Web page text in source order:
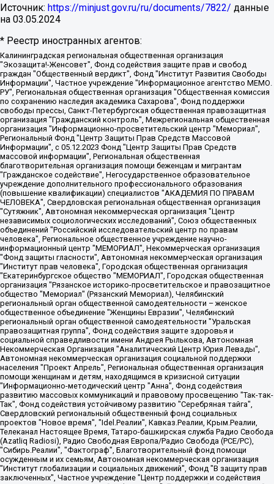
Источник: https://minjust.gov.ru/ru/documents/7822/ данные
на 03.05.2024
* Реестр иностранных агентов:
Калининградская региональная общественная организация "Экозащита!-Женсовет", Фонд содействия защите прав и свобод граждан "Общественный вердикт", Фонд "Институт Развития Свободы Информации", Частное учреждение "Информационное агентство МЕМО. РУ", Региональная общественная организация "Общественная комиссия по сохранению наследия академика Сахарова", Фонд поддержки свободы прессы, Санкт-Петербургская общественная правозащитная организация "Гражданский контроль", Межрегиональная общественная организация "Информационно-просветительский центр "Мемориал", Региональный Фонд "Центр Защиты Прав Средств Массовой Информации", с 05.12.2023 Фонд "Центр Защиты Прав Средств массовой информации", Региональная общественная благотворительная организация помощи беженцам и мигрантам "Гражданское содействие", Негосударственное образовательное учреждение дополнительного профессионального образования (повышение квалификации) специалистов "АКАДЕМИЯ ПО ПРАВАМ ЧЕЛОВЕКА", Свердловская региональная общественная организация "Сутяжник", Автономная некоммерческая организация "Центр независимых социологических исследований", Союз общественных объединений "Российский исследовательский центр по правам человека", Региональное общественное учреждение научно-информационный центр "МЕМОРИАЛ", Некоммерческая организация "Фонд защиты гласности", Автономная некоммерческая организация "Институт прав человека", Городская общественная организация "Екатеринбургское общество "МЕМОРИАЛ", Городская общественная организация "Рязанское историко-просветительское и правозащитное общество "Мемориал" (Рязанский Мемориал), Челябинский региональный орган общественной самодеятельности – женское общественное объединение "Женщины Евразии", Челябинский региональный орган общественной самодеятельности "Уральская правозащитная группа", Фонд содействия защите здоровья и социальной справедливости имени Андрея Рылькова, Автономная Некоммерческая Организация "Аналитический Центр Юрия Левады", Автономная некоммерческая организация социальной поддержки населения "Проект Апрель", Региональная общественная организация помощи женщинам и детям, находящимся в кризисной ситуации "Информационно-методический центр "Анна", Фонд содействия развитию массовых коммуникаций и правовому просвещению "Так-так-Так", Фонд содействия устойчивому развитию "Серебряная тайга", Свердловский региональный общественный фонд социальных проектов "Новое время", "Idel.Реалии", Кавказ.Реалии, Крым.Реалии, Телеканал Настоящее Время, Татаро-башкирская служба Радио Свобода (Azatliq Radiosi), Радио Свободная Европа/Радио Свобода (PCE/PC), "Сибирь.Реалии", "Фактограф", Благотворительный фонд помощи осужденным и их семьям, Автономная некоммерческая организация "Институт глобализации и социальных движений", Фонд "В защиту прав заключенных", Частное учреждение "Центр поддержки и содействия развитию средств массовой информации", Пензенский региональный общественный благотворительный фонд "Гражданский союз", "Север.Реалии", Некоммерческая организация Фонд "Правовая инициатива", Общество с ограниченной ответственностью "Радио Свободная Европа/Радио Свобода", Чешское информационное агентство "MEDIUM-ORIENT", Красноярская региональная общественная организация "Мы против СПИДа", Камалягин Денис Николаевич, Маркелов Сергей Евгеньевич, Пономарев Лев Александрович, Савицкая Людмила Алексеевна, Автономная некоммерческая организация "Центр по работе с проблемой насилия "НАСИЛИЮ.НЕТ", Межрегиональный профессиональный союз работников здравоохранения "Альянс врачей", Юридическое лицо, зарегистрированное в Латвийской Республике, SIA "Medusa Project" (регистрационный номер 40103797863, дата регистрации 10.06.2014), Некоммерческая организация "Фонд по борьбе с коррупцией", Автономная некоммерческая организация "Институт права и публичной политики", Баданин Роман Сергеевич, Гликин Максим Александрович, Железнова Мария Михайловна, Лукьянова Юлия Сергеевна, Маетная Елизавета Витальевна, Маняхин Петр Борисович, Чуракова Ольга Владимировна, Ярош Юлия Петровна, Юридическое лицо "The Insider SIA", зарегистрированное в Риге, Латвийская Республика (дата регистрации 26.06.2015), являющееся администратором доменного имени интернет-издания "The Insider SIA", https://theins.ru, Постернак Алексей Евгеньевич, Рубин Михаил Аркадьевич, Анин Роман Александрович, Юридическое лицо Istories fonds, зарегистрированное в Латвийской Республике (регистрационный номер 50008295751, дата регистрации 24.02.2020), Великовский Дмитрий Александрович, Долинина Ирина Николаевна, Мароховская Алеся Алексеевна, Шлейнов Роман Юрьевич, Шмагун Олеся Валентиновна, Общество с ограниченной ответственностью "Альтаир 2021", Общество с ограниченной ответственностью "Вега 2021", Общество с ограниченной ответственностью "Главный редактор 2021", Общество с ограниченной ответственностью "Ромашки монолит", Важенков Артем Валерьевич, Ивановская областная общественная организация "Центр гендерных исследований", Гурман Юрий Альбертович, Медиапроект "ОВД-Инфо", Егоров Владимир Владимирович, Жилинский Владимир Александрович, Общество с ограниченной ответственностью "ЗП", Иванова София Юрьевна, Карезина Инна Павловна, Кильтау Екатерина Викторовна, Петров Алексей Викторович, Пискунов Сергей Евгеньевич, Смирнов Сергей Сергеевич, Тихонов Михаил Сергеевич, Общество с ограниченной ответственностью "ЖУРНАЛИСТ-ИНОСТРАННЫЙ АГЕНТ", Арапова Галина Юрьевна, Вольтская Татьяна Анатольевна, Американская компания "Mason G.E.S. Anonymous Foundation" (США), являющаяся владельцем интернет-издания https://mnews.world/, Компания "Stichting Bellingcat", зарегистрированная в Нидерландах (дата регистрации 11.07.2018), Захаров Андрей Вячеславович, Клепиковская Екатерина Дмитриевна, Общество с ограниченной ответственностью "МЕМО", Перл Роман Александрович, Симонов Евгений Алексеевич, Соловьева Елена Анатольевна, Сотников Даниил Владимирович, Сурначева Елизавета Дмитриевна, Автономная некоммерческая организация по защите прав человека и информированию населения "Якутия – Наше Мнение", Общество с ограниченной ответственностью "Москоу диджитал медиа", с 26.01.2023 Общество с ограниченной ответственностью "Чайка Белые сады", Ветошкина Валерия Валерьевна, Заговора Максим Александрович, Межрегиональное общественное движение "Российская ЛГБТ - сеть", Оленичев Максим Владимирович, Павлов Иван Юрьевич, Скворцова Елена Сергеевна, Общество с ограниченной ответственностью "Как бы инагент", Кочетков Игорь Викторович, Общество с ограниченной ответственностью "Честные выборы", Еланчик Олег Александрович, Общество с ограниченной ответственностью "Нобелевский призыв", Гималова Регина Эмилевна, Григорьев Андрей Валерьевич, Григорьева Алина Александровна, Ассоциация по содействию защите прав призывников, альтернативнослужащих и военнослужащих "Правозащитная группа "Гражданин.Армия.Право", Хисамова Регина Фаритовна, Автономная некоммерческая организация по реализации социально-правовых программ "Лилит", Дальневосточное общественное движение "Маяк", Санкт-Петербургская ЛГБТ-инициативная группа "Выход", Инициативная группа ЛГБТ+ "Реверс", Алексеев Андрей Викторович, Бекбулатова Таисия Львовна, Беляев Иван Михайлович, Владыкина Елена Сергеевна, Гельман Марат Александрович, Никульшина Вероника Юрьевна, Толоконникова Надежда Андреевна, Шендерович Виктор Анатольевич, Общество с ограниченной ответственностью "Данное сообщение", Общество с ограниченной ответственностью Издательский дом "Новая глава", Айнбиндер Александра Александровна, Московский комьюнити-центр для ЛГБТ+инициатив, Благотворительный фонд развития филантропии, Deutsche Welle (Германия, Kurt-Schumacher-Strasse 3, 53113 Bonn), Борзунова Мария Михайловна, Воробьев Виктор Викторович, Голубева Анна Львовна, Константинова Алла Михайловна, Малкова Ирина Владимировна, Мурадов Мурад Абдулгалимович, Осетинская Елизавета Николаевна, Понасенков Евгений Николаевич, Ганапольский Матвей Юрьевич, Киселев Евгений Алексеевич, Борухович Ирина Григорьевна, Дремин Иван Тимофеевич, Дубровский Дмитрий Викторович, Красноярская региональная общественная организация поддержки и развития альтернативных образовательных технологий и межкультурных коммуникаций "ИНТЕРРА", Маяковская Екатерина Алексеевна, Фейгин Марк Захарович, Филимонов Андрей Викторович, Дзугкоева Регина Николаевна, Доброхотов Роман Александрович, Дудь Юрий Александрович, Елкин Сергей Владимирович, Кругликов Кирилл Игоревич, Сабунаева Мария Леонидовна, Семенов Алексей Владимирович, Шаинян Карен Багратович, Шульман Екатерина Михайловна, Асафьев Артур Валерьевич, Вахштайн Виктор Семенович, Венедиктов Алексей Алексеевич, Лушникова Екатерина Евгеньевна, Волков Леонид Михайлович, Невзоров Александр Глебович, Пархоменко Сергей Борисович, Сироткин Ярослав Николаевич, Кара-Мурза Владимир Владимирович, Баранова Наталья Владимировна, Гозман Леонид Яковлевич, Кагарлицкий Борис Юльевич, Климарев Михаил Валерьевич, Милов Владимир Станиславович, Автономная некоммерческая организация Краснодарский центр современного искусства "Типография", Моргенштерн Алишер Тагирович, Соболь Любовь Эдуардовна, Общество с ограниченной ответственностью "ЛИЗА НОРМ", Каспаров Гарри Кимович, Ходорковский Михаил Борисович, Общество с ограниченной ответственностью "Апрельские тезисы", Данилович Ирина Брониславовна, Кашин Олег Владимирович, Петров Николай Владимирович, Пивоваров Алексей Владимирович, Соколов Михаил Владимирович, Цветкова Юлия Владимировна, Чичваркин Евгений Александрович, Комитет против пыток/Команда против пыток, Общество с ограниченной ответственностью "Первый научный", Общество с ограниченной ответственностью "Вертолет и ко", Белоцерковская Вероника Борисовна, Кац Максим Евгеньевич, Лазарева Татьяна Юрьевна, Шаведдинов Руслан Табризович, Яшин Илья Валерьевич, Общество с ограниченной ответственностью "Иноагент ААВ", Алешковский Дмитрий Петрович, Альбац Евгения Марковна, Быков Дмитрий Львович, Галямина Юлия Евгеньевна, Лойко Сергей Леонидович, Мартынов Кирилл Константинович, Медведев Сергей Александрович, Крашенинников Федор Геннадиевич, Гордеева Катерина Вл